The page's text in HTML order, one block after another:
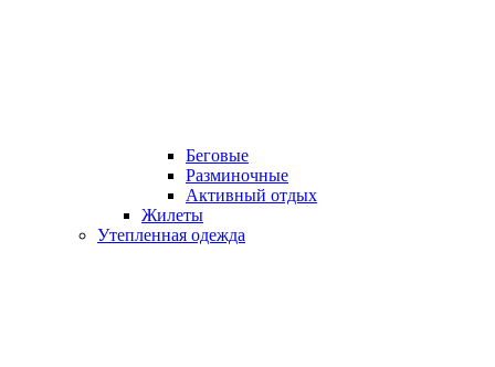
Беговые
Разминочные
Активный отдых
Жилеты
Утепленная одежда